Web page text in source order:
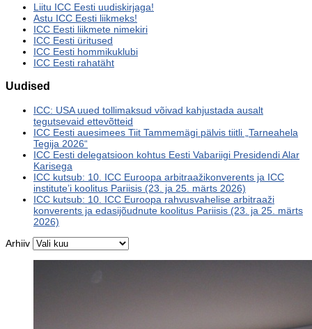
Liitu ICC Eesti uudiskirjaga!
Astu ICC Eesti liikmeks!
ICC Eesti liikmete nimekiri
ICC Eesti üritused
ICC Eesti hommikuklubi
ICC Eesti rahatäht
Uudised
ICC: USA uued tollimaksud võivad kahjustada ausalt
tegutsevaid ettevõtteid
ICC Eesti auesimees Tiit Tammemägi pälvis tiitli „Tarneahela
Tegija 2026“
ICC Eesti delegatsioon kohtus Eesti Vabariigi Presidendi Alar
Karisega
ICC kutsub: 10. ICC Euroopa arbitraažikonverents ja ICC
institute’i koolitus Pariisis (23. ja 25. märts 2026)
ICC kutsub: 10. ICC Euroopa rahvusvahelise arbitraaži
konverents ja edasijõudnute koolitus Pariisis (23. ja 25. märts
2026)
Arhiiv